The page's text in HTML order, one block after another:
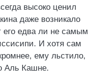
высоко ценил
даже возникало
его едва ли не самым
И хотя сам
ему льстило,
Аль Кашне.